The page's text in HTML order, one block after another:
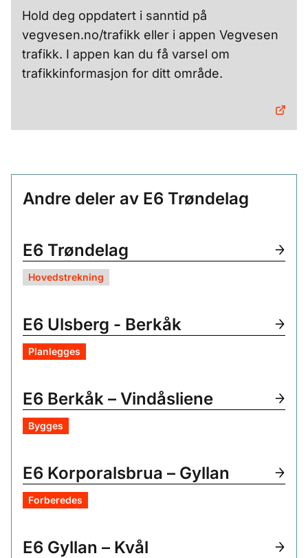
Hold deg oppdatert i sanntid på
vegvesen.no/trafikk eller i appen Vegvesen
trafikk. I appen kan du få varsel om
trafikkinformasjon for ditt område.
Andre deler av E6 Trøndelag
E6 Trøndelag
Hovedstrekning
E6 Ulsberg - Berkåk
Planlegges
E6 Berkåk – Vindåsliene
Bygges
E6 Korporalsbrua – Gyllan
Forberedes
E6 Gyllan – Kvål